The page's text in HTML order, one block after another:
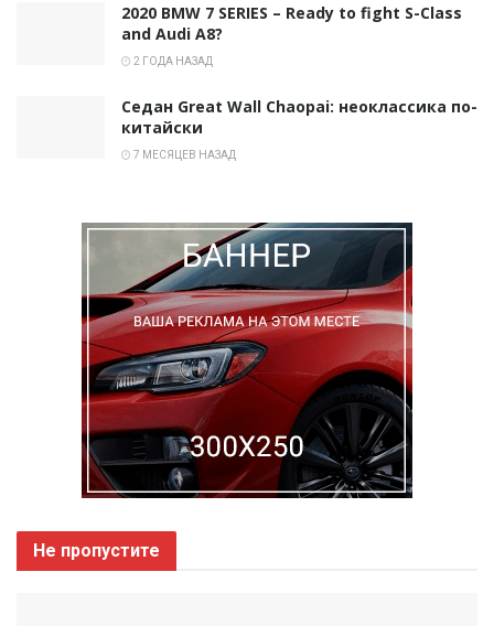
2020 BMW 7 SERIES – Ready to fight S-Class
and Audi A8?
2 ГОДА НАЗАД
Седан Great Wall Chaopai: неоклассика по-
китайски
7 МЕСЯЦЕВ НАЗАД
Не пропустите